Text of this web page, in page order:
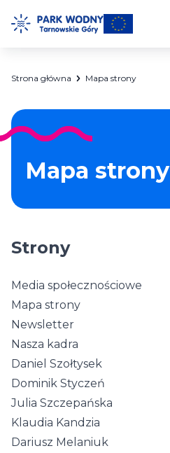
do
Park Wodny
Siłownia
Cennik
Strona główna Mapa strony
Mapa strony
Strony
Media społecznościowe
Mapa strony
Newsletter
Nasza kadra
Daniel Szołtysek
Dominik Styczeń
Julia Szczepańska
Klaudia Kandzia
Dariusz Melaniuk